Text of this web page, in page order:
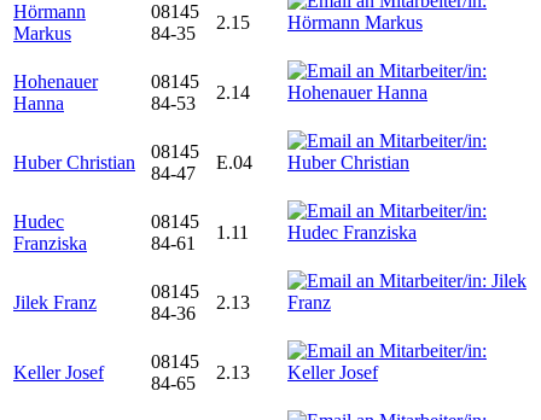
Hörmann
Markus
08145
84-35
2.15
Hohenauer
Hanna
08145
84-53
2.14
Huber Christian
08145
84-47
E.04
Hudec
Franziska
08145
84-61
1.11
Jilek Franz
08145
84-36
2.13
Keller Josef
08145
84-65
2.13